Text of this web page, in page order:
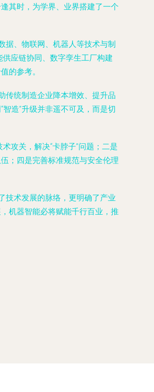
其时，为学界、业界搭建了一个
据、物联网、机器人等技术与制
应链协同、数字孪生工厂构建
的参考。
传统制造企业降本增效、提升品
造”升级并非遥不可及，而是切
攻关，解决“卡脖子”问题；二是
；四是完善标准规范与安全伦理
技术发展的脉络，更明确了产业
机器智能必将赋能千行百业，推